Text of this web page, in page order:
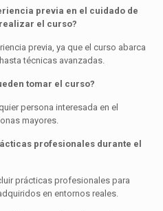
previa en el cuidado de
el curso?
previa, ya que el curso abarca
técnicas avanzadas.
tomar el curso?
persona interesada en el
mayores.
profesionales durante el
prácticas profesionales para
en entornos reales.